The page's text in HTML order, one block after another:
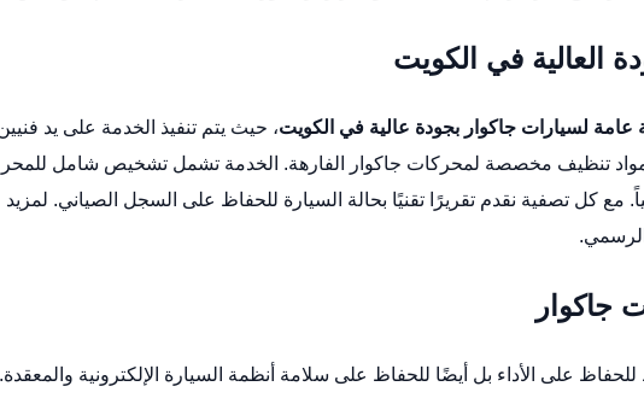
العالية في الكويت
عامة لسيارات جاكوار بجودة عالية في الكويت، حيث يتم تنفيذ الخدمة على يد
تنظيف مخصصة لمحركات جاكوار الفارهة. الخدمة تشمل تشخيص شامل
مع كل تصفية نقدم تقريرًا تقنيًا بحالة السيارة للحفاظ على السجل الصياني.
الرسمي.
جاكوار
على الأداء بل أيضًا للحفاظ على سلامة أنظمة السيارة الإلكترونية والمعقدة.